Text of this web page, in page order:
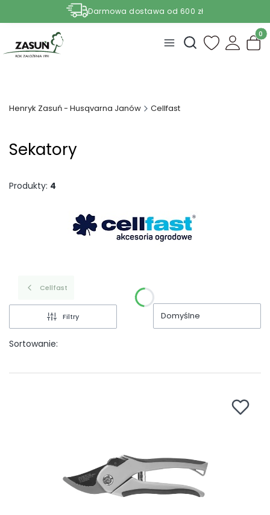
Darmowa dostawa od 600 zł
zobacz
Otwórz
Henryk Zasuń - Husqvarna Janów Cellfast
Sekatory
Produkty: 4
Cellfast
Filtry
Sortowanie:
Domyślne